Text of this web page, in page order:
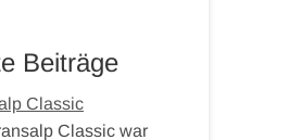
Beiträge
Classic
Classic war